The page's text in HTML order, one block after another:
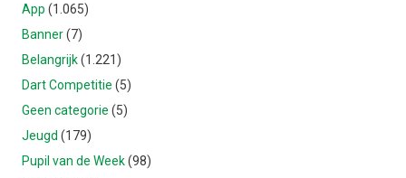
App (1.065)
Banner(7)
Belangrijk(1.221)
Dart Competitie (5)
Geen categorie (5)
Jeugd (179)
Pupil van de Week(98)